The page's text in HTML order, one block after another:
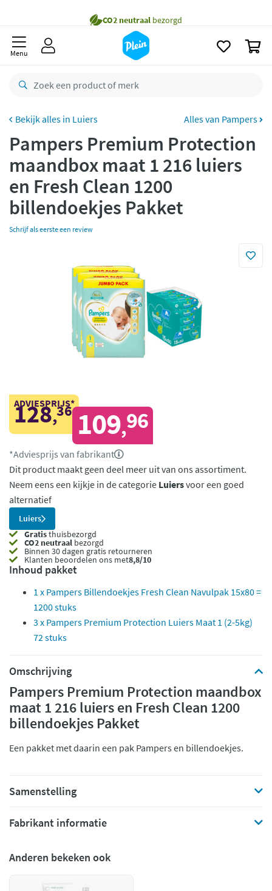
Bestelling uiterlijkmaandag
Gratisretourneren
Betaal met Klarna
Menu
Luiers Alles van Pampers
Pampers Premium Protection
maandbox maat 1 216 luiers
en Fresh Clean 1200
billendoekjes Pakket
Schrijf als eerste een review
ADVIESPRIJS*
128,36 109,96
*Adviesprijs van fabrikant
Dit product maakt geen deel meer uit van ons assortiment.
Neem eens een kijkje in de categorie Luiersvoor een goed
alternatief
Luiers
Gratisthuisbezorgd
CO2 neutraal bezorgd
Binnen 30 dagen gratis retourneren
Klanten beoordelen ons met8,8/10
Inhoud pakket
1 x Pampers Billendoekjes Fresh Clean Navulpak 15x80 =
1200 stuks
3 x Pampers Premium Protection Luiers Maat 1 (2-5kg)
72 stuks
Omschrijving
Pampers Premium Protection maandbox
maat 1 216 luiers en Fresh Clean 1200
billendoekjes Pakket
Een pakket met daarin een pak Pampers en billendoekjes.
Samenstelling
Fabrikant informatie
Anderen bekeken ook